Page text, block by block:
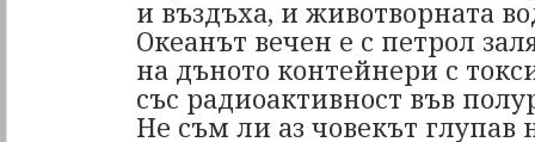
и въздъха, и животворната
Океанът вечен е с петрол
на дъното контейнери с
със радиоактивност във
Не съм ли аз човекът глупав